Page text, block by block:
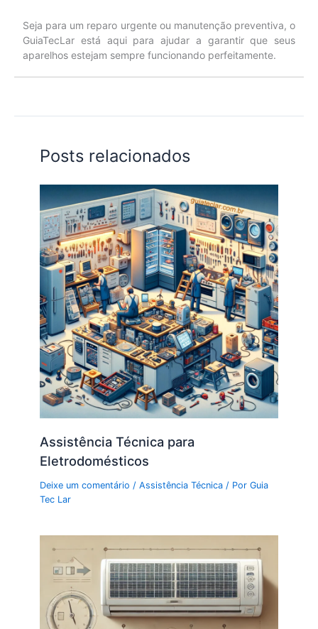
Seja para um reparo urgente ou manutenção preventiva, o
GuiaTecLar está aqui para ajudar a garantir que seus
aparelhos estejam sempre funcionando perfeitamente.
Posts relacionados
Assistência Técnica para
Eletrodomésticos
Deixe um comentário /Assistência Técnica / PorGuia
Tec Lar